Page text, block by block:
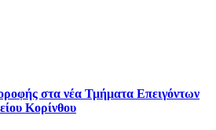
στα νέα Τμήματα Επειγόντων
Κορίνθου